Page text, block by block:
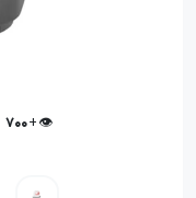
👁️ +
700